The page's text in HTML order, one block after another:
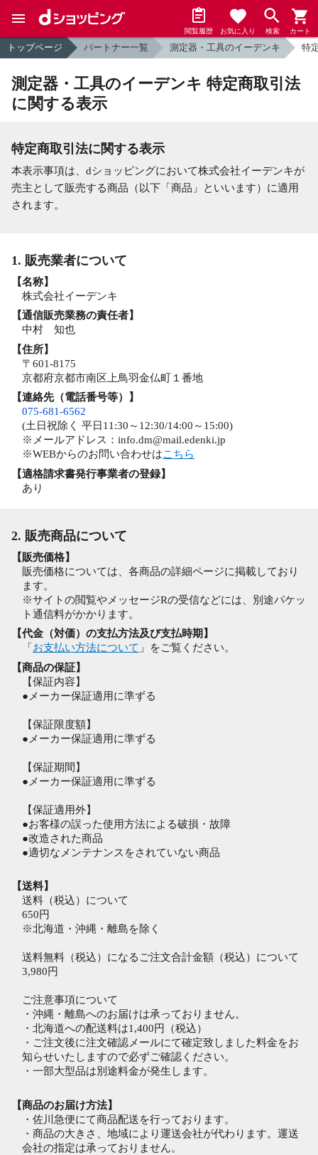
閲覧履歴 お気に入り 検索 カート
トップページ パートナー一覧 測定器・工具のイーデンキ 特
測定器・工具のイーデンキ 特定商取引法
に関する表示
特定商取引法に関する表示
本表示事項は、dショッピングにおいて株式会社イーデンキが
売主として販売する商品（以下「商品」といいます）に適用
されます。
1. 販売業者について
【名称】
株式会社イーデンキ
【通信販売業務の責任者】
中村 知也
【住所】
〒601-8175
京都府京都市南区上鳥羽金仏町１番地
【連絡先（電話番号等）】
075-681-6562
(土日祝除く 平日11:30～12:30/14:00～15:00)
※メールアドレス：info.dm@mail.edenki.jp
※WEBからのお問い合わせはこちら
【適格請求書発行事業者の登録】
あり
2. 販売商品について
【販売価格】
販売価格については、各商品の詳細ページに掲載しており
ます。
※サイトの閲覧やメッセージRの受信などには、別途パケッ
ト通信料がかかります。
【代金（対価）の支払方法及び支払時期】
「 お支払い方法について 」をご覧ください。
【商品の保証】
【保証内容】
●メーカー保証適用に準ずる
【保証限度額】
●メーカー保証適用に準ずる
【保証期間】
●メーカー保証適用に準ずる
【保証適用外】
●お客様の誤った使用方法による破損・故障
●改造された商品
●適切なメンテナンスをされていない商品
【送料】
送料（税込）について
650円
※北海道・沖縄・離島を除く
送料無料（税込）になるご注文合計金額（税込）について
3,980円
ご注意事項について
・沖縄・離島へのお届けは承っておりません。
・北海道への配送料は1,400円（税込）
・ご注文後に注文確認メールにて確定致しました料金をお
知らせいたしますので必ずご確認ください。
・一部大型品は別途料金が発生します。
【商品のお届け方法】
・佐川急便にて商品配送を行っております。
・商品の大きさ、地域により運送会社が代わります。運送
会社の指定は承っておりません。